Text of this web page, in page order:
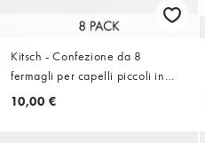
Kitsch - Confezione da 8
fermagli per capelli piccoli in
plastica rosa
10,00 €